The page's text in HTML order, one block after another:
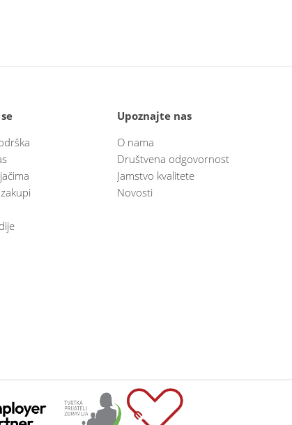
Upoznajte nas
O nama
Društvena odgovornost
Jamstvo kvalitete
Novosti